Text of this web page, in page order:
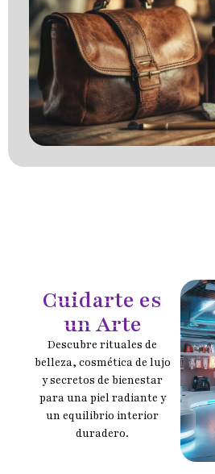
Cuidarte es
un Arte
Descubre rituales de
belleza, cosmética de lujo
y secretos de bienestar
para una piel radiante y
un equilibrio interior
duradero.